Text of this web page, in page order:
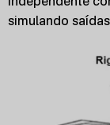
simulando